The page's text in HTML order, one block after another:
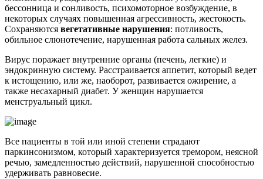
бессонница и сонливость, психомоторное возбуждение, в
некоторых случаях повышенная агрессивность, жестокость.
Сохраняются вегетативные нарушения: потливость,
обильное слюнотечение, нарушенная работа сальных желез.
Вирус поражает внутренние органы (печень, легкие) и
эндокринную систему. Расстраивается аппетит, который ведет
к истощению, или же, наоборот, развивается ожирение, а
также несахарный диабет. У женщин нарушается
менструальный цикл.
Все пациенты в той или иной степени страдают
паркинсонизмом, который характеризуется тремором, неясной
речью, замедленностью действий, нарушенной способностью
удерживать равновесие.